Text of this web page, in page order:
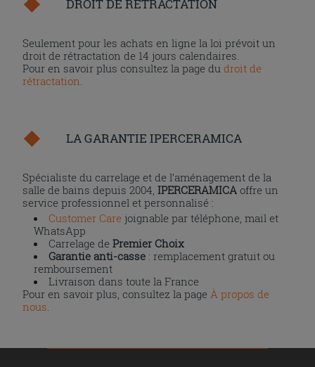
DROIT DE RÉTRACTATION
Seulement pour les achats en ligne la loi prévoit un
droit de rétractation de 14 jours calendaires.
Pour en savoir plus consultez la page dudroit de
rétractation
LA GARANTIE IPERCERAMICA
Spécialiste du carrelage et de l’aménagement de la
salle de bains depuis 2004,IPERCERAMICA offre un
service professionnel et personnalisé :
Customer Care joignable par téléphone, mail et
WhatsApp
Carrelage dePremier Choix
Garantie anti-casse : remplacement gratuit ou
remboursement
Livraison dans toute la France
Pour en savoir plus, consultez la page À propos de
nous